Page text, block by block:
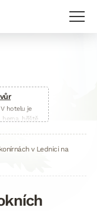
hotelu je
herna, hřiště
v Lednici na